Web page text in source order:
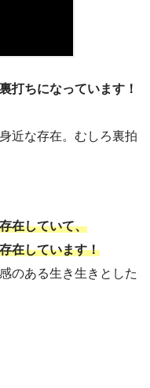
打ちになっています！
近な存在。むしろ裏拍
在していて、
在しています！
のある生き生きとした